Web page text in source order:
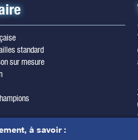
à savoir :
standard
sur mesure